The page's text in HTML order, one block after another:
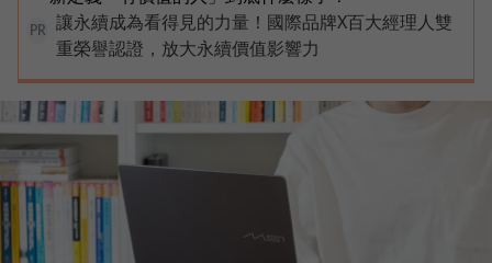
PR
讓永續成為看得見的力量！國際品牌X百大經理人雙
重榮譽認證，放大永續價值影響力